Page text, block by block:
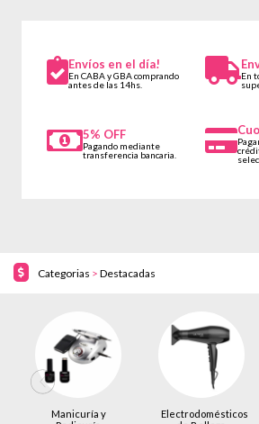
Envíos en el día!
En CABA y GBA comprando
antes de las 14hs.
En
5% OFF
Pagando mediante
transferencia bancaria.
Categorias > Destacadas
Manicuría y
Electrodomésticos